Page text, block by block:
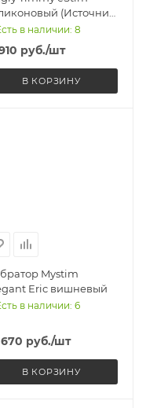
(Источник
в наличии: 8
руб./шт
В КОРЗИНУ
Mystim
Eric вишневый
в наличии: 6
670 руб./шт
В КОРЗИНУ